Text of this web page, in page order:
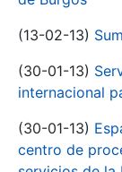
(13-02-13)
(30-01-13)
internacional
(30-01-13)
centro de